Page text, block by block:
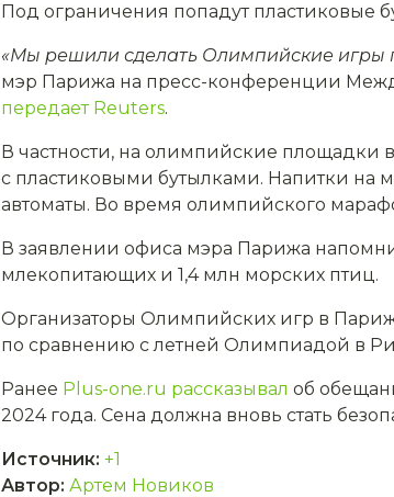
Под ограничения попадут пластиковые
«Мы решили сделать Олимпийские игры
мэр Парижа на пресс-конференции
передает Reuters.
В частности, на олимпийские площадки
с пластиковыми бутылками. Напитки на
автоматы. Во время олимпийского
В заявлении офиса мэра Парижа
млекопитающих и 1,4 млн морских птиц.
Организаторы Олимпийских игр в
по сравнению с летней Олимпиадой в
Ранее Plus-one.ru рассказывал об
2024 года. Сена должна вновь стать
Источник: +1
Автор: Артем Новиков